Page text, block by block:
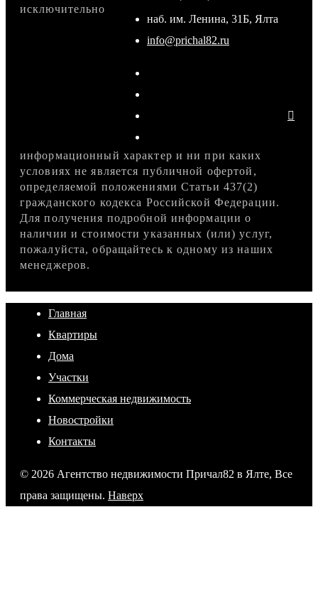
наб. им. Ленина, 31Б, Ялта
info@prichal82.ru
исключительно
информационный характер и ни при каких
условиях не является публичной офертой,
определяемой положениями Статьи 437(2)
гражданского кодекса Российской Федерации.
Для получения подробной информации о
наличии и стоимости указанных (или) услуг,
пожалуйста, обращайтесь к одному из наших
менеджеров.
Главная
Квартиры
Дома
Участки
Коммерческая недвижимость
Новостройки
Контакты
© 2026 Агентство недвижимости Причал82 в Ялте, Все
права защищены. Наверх